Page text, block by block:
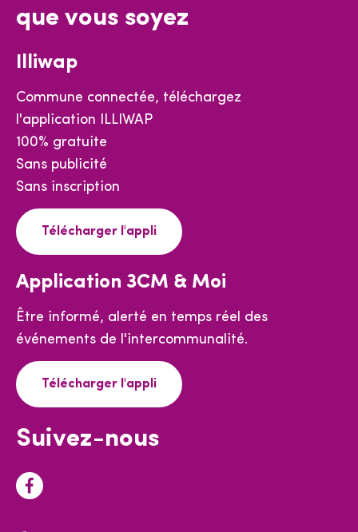
que vous soyez
Illiwap
Commune connectée, téléchargez
l'application ILLIWAP
100% gratuite
Sans publicité
Sans inscription
Télécharger l'appli
Application 3CM & Moi
Être informé, alerté en temps réel des
événements de l'intercommunalité.
Télécharger l'appli
Suivez-nous
F